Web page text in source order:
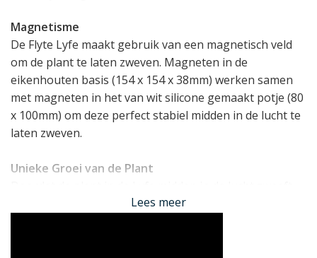
Magnetisme
De Flyte Lyfe maakt gebruik van een magnetisch veld
om de plant te laten zweven. Magneten in de
eikenhouten basis (154 x 154 x 38mm) werken samen
met magneten in het van wit silicone gemaakt potje (80
x 100mm) om deze perfect stabiel midden in de lucht te
laten zweven.
Unieke Groei van de Plant
en daar langzaam roteert, groeit de plant extra mooi.
Lees meer